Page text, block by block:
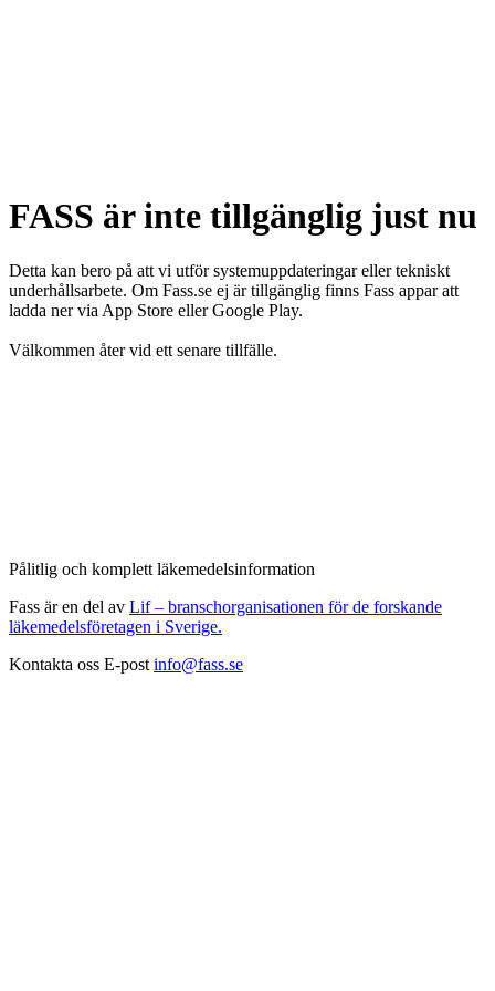
FASS är inte tillgänglig just nu
Detta kan bero på att vi utför systemuppdateringar eller tekniskt
underhållsarbete. Om Fass.se ej är tillgänglig finns Fass appar att
ladda ner via App Store eller Google Play.
Välkommen åter vid ett senare tillfälle.
Pålitlig och komplett läkemedelsinformation
Fass är en del av Lif – branschorganisationen för de forskande
läkemedelsföretagen i Sverige.
Kontakta oss E-post info@fass.se